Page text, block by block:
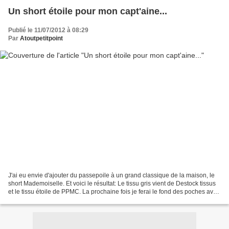
Un short étoile pour mon capt'aine...
Publié le 11/07/2012 à 08:29
Par Atoutpetitpoint
J'ai eu envie d'ajouter du passepoile à un grand classique de la maison, le
short Mademoiselle. Et voici le résultat: Le tissu gris vient de Destock tissus
et le tissu étoile de PPMC. La prochaine fois je ferai le fond des poches avec